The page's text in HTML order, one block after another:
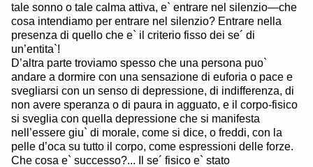
tale sonno o tale calma attiva, e` entrare nel silenzio—che
cosa intendiamo per entrare nel silenzio? Entrare nella
presenza di quello che e` il criterio fisso dei se´ di
un’entita`!
D’altra parte troviamo spesso che una persona puo`
andare a dormire con una sensazione di euforia o pace e
svegliarsi con un senso di depressione, di indifferenza, di
non avere speranza o di paura in agguato, e il corpo-fisico
si sveglia con quella depressione che si manifesta
nell’essere giu` di morale, come si dice, o freddi, con la
pelle d’oca su tutto il corpo, come espressioni delle forze.
Che cosa e` successo?... Il se´ fisico e` stato